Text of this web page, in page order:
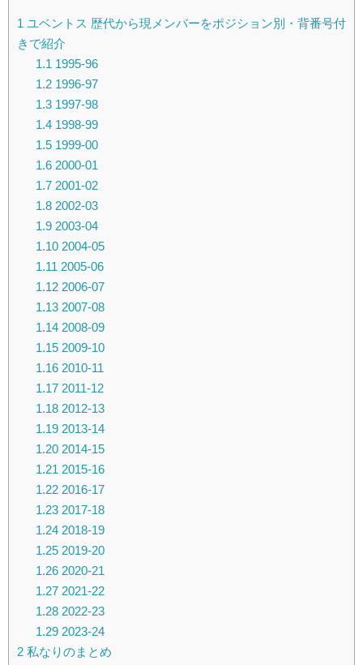
1 ユベントス 歴代から現メンバーをポジション別・背番号付
きで紹介
1.1 1995-96
1.21996-97
1.31997-98
1.41998-99
1.51999-00
1.62000-01
1.72001-02
1.82002-03
1.92003-04
1.102004-05
1.11 2005-06
1.122006-07
1.132007-08
1.142008-09
1.152009-10
1.162010-11
1.172011-12
1.182012-13
1.192013-14
1.202014-15
1.21 2015-16
1.222016-17
1.232017-18
1.242018-19
1.252019-20
1.262020-21
1.272021-22
1.282022-23
1.292023-24
2 私なりのまとめ